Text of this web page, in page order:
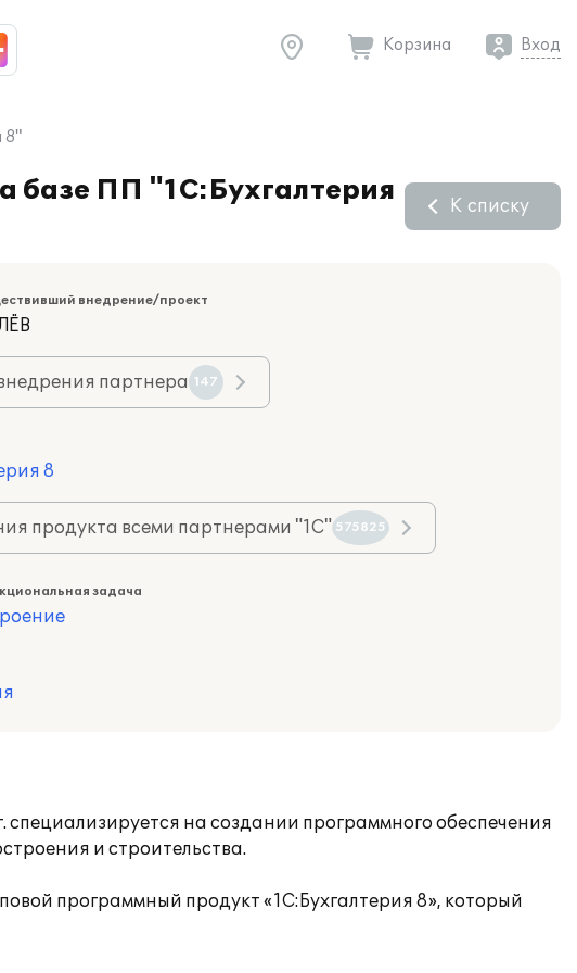
Корзина Вход
8"
базе ПП "1С:Бухгалтерия
К списку
внедрение/проект
партнера 147
8
продукта всеми партнерами "1С" 575825
задача
на создании программного обеспечения
и строительства.
программный продукт «1С:Бухгалтерия 8», который